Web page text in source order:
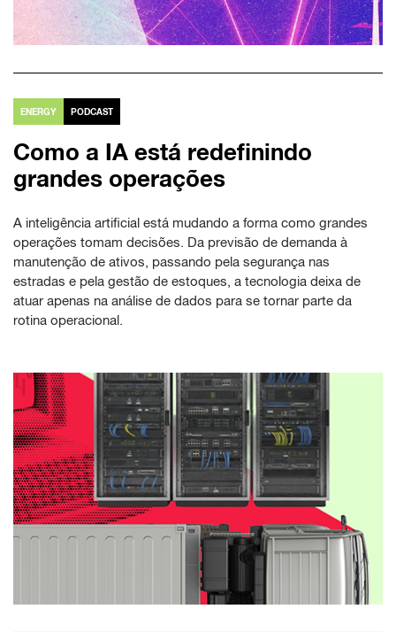
ENERGY PODCAST
Como a IA está redefinindo
grandes operações
A inteligência artificial está mudando a forma como grandes
operações tomam decisões. Da previsão de demanda à
manutenção de ativos, passando pela segurança nas
estradas e pela gestão de estoques, a tecnologia deixa de
atuar apenas na análise de dados para se tornar parte da
rotina operacional.